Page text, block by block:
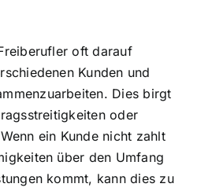
oft darauf
Kunden und
Dies birgt
oder
ein Kunde nicht zahlt
über den Umfang
kommt, kann dies zu